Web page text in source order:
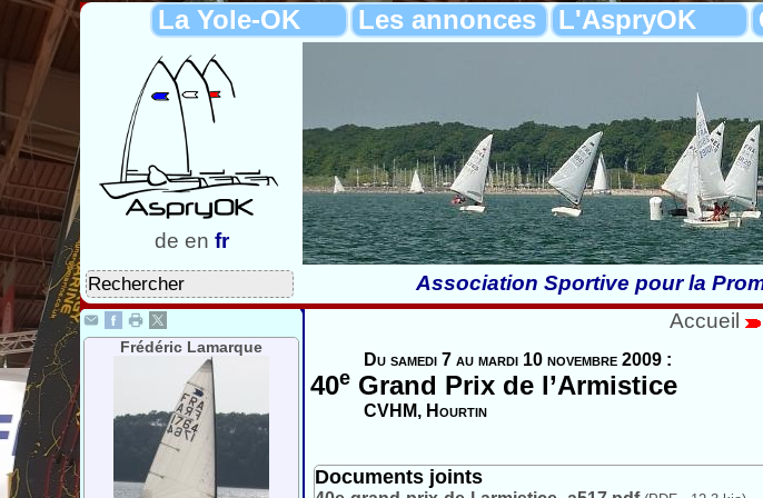
La Yole-OK Les annonces L'AspryOK
de en fr
Association Sportive pour la
Frédéric Lamarque
Accueil
Du samedi 7 au mardi 10 novembre 2009 :
40e Grand Prix de l’Armistice
CVHM, Hourtin
Documents joints